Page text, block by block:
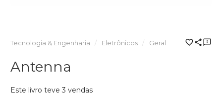
Tecnologia & Engenharia Eletrônicos Geral
Antenna
Este livro teve 3 vendas